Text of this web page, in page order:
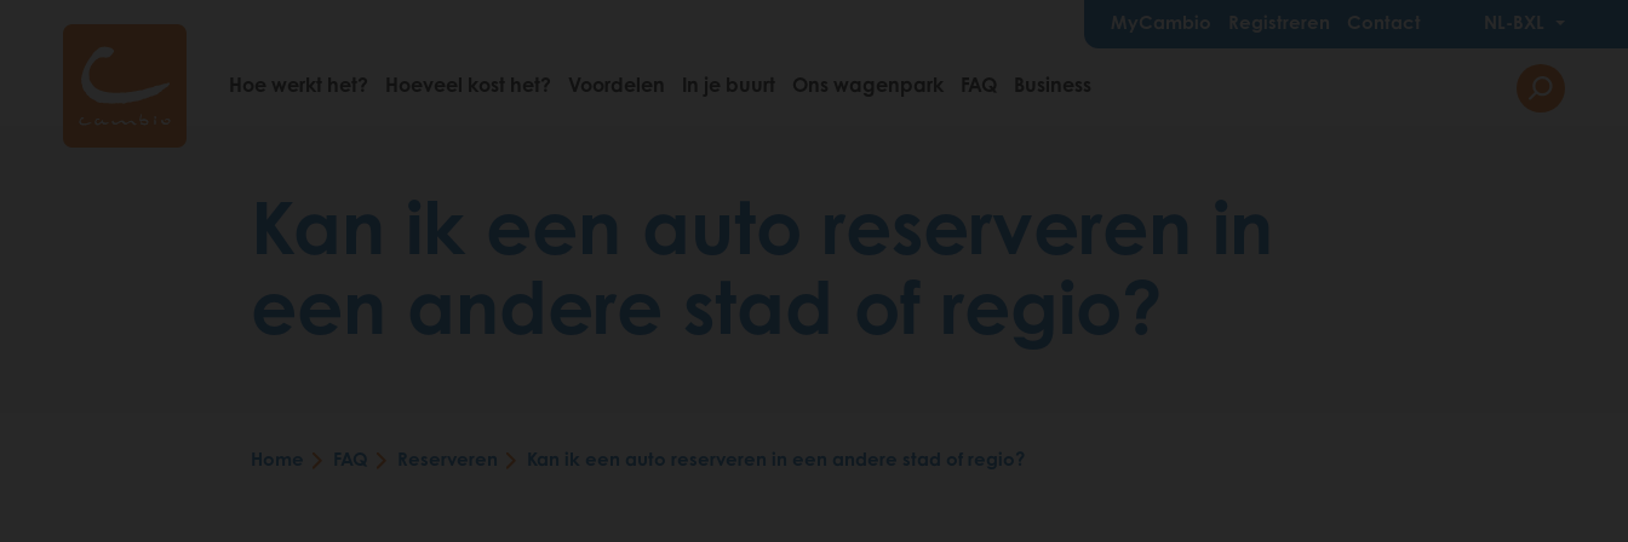
MyCambio Registreren Contact NL-BXL
Kan ik een auto reserveren in
een andere stad of regio?
Home FAQ Reserveren Kan ik een auto reserveren in een andere stad of regio?